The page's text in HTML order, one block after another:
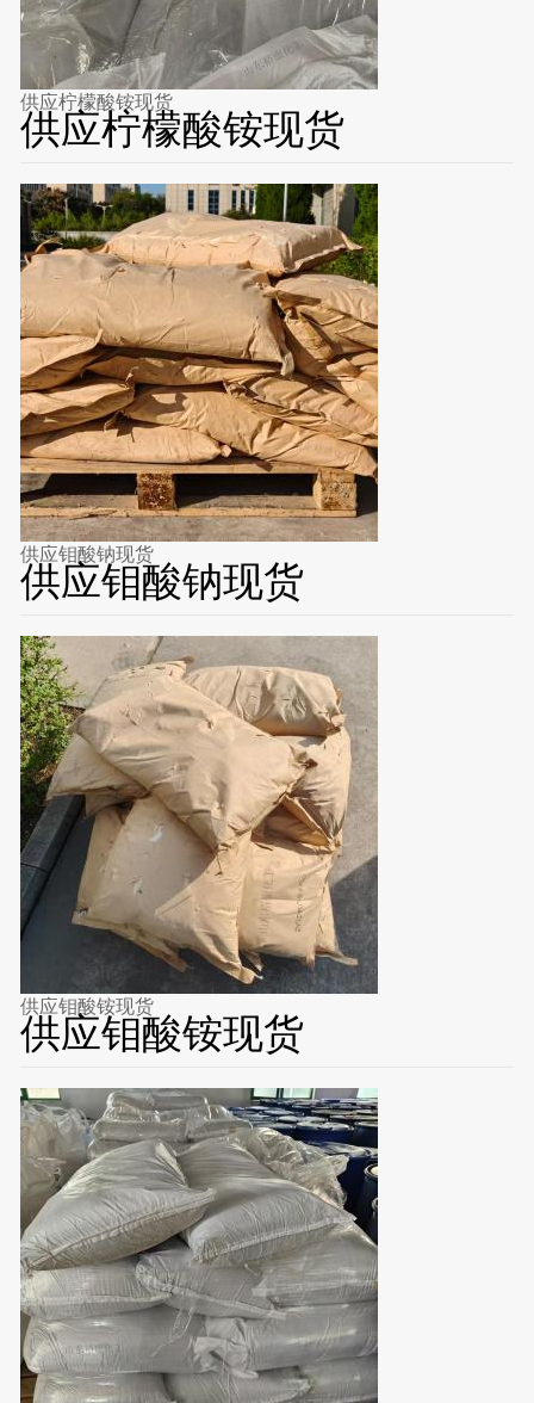
供应柠檬酸铵现货
供应柠檬酸铵现货
供应钼酸钠现货
供应钼酸钠现货
供应钼酸铵现货
供应钼酸铵现货